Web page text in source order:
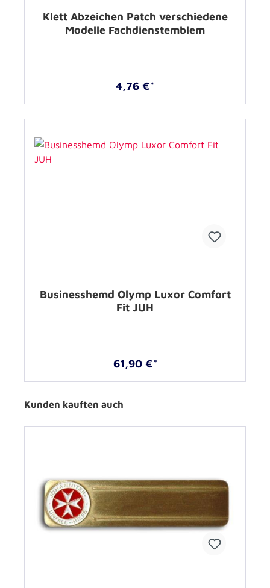
Klett Abzeichen Patch verschiedene
Modelle Fachdienstemblem
4,76 €*
Businesshemd Olymp Luxor Comfort
Fit JUH
61,90 €*
Kunden kauften auch